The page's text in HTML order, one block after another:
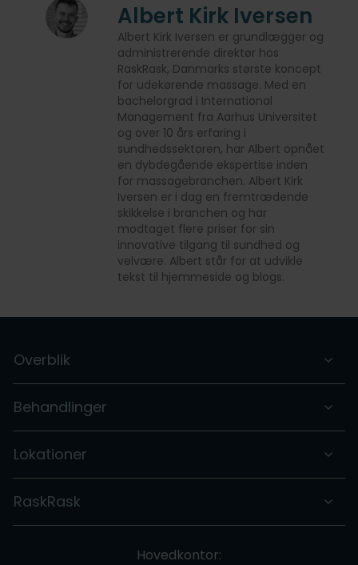
Albert Kirk Iversen
Albert Kirk Iversen er grundlægger og
administrerende direktør hos
RaskRask, Danmarks største koncept
for udekørende massage. Med en
bachelorgrad i International
Management fra Aarhus Universitet
og over 10 års erfaring i
sundhedssektoren, har Albert opnået
en dybdegående ekspertise inden
for massagebranchen. Albert Kirk
Iversen er i dag en fremtrædende
skikkelse i branchen og har
modtaget flere priser for sin
innovative tilgang til sundhed og
velvære. Albert står for at udvikle
tekst til hjemmeside og blogs.
Overblik
Behandlinger
Lokationer
RaskRask
Hovedkontor: